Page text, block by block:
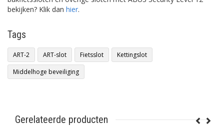
bekijken? Klik dan hier.
Tags
ART-2 ART-slot Fietsslot
Kettingslot
Middelhoge beveiliging
Gerelateerde producten